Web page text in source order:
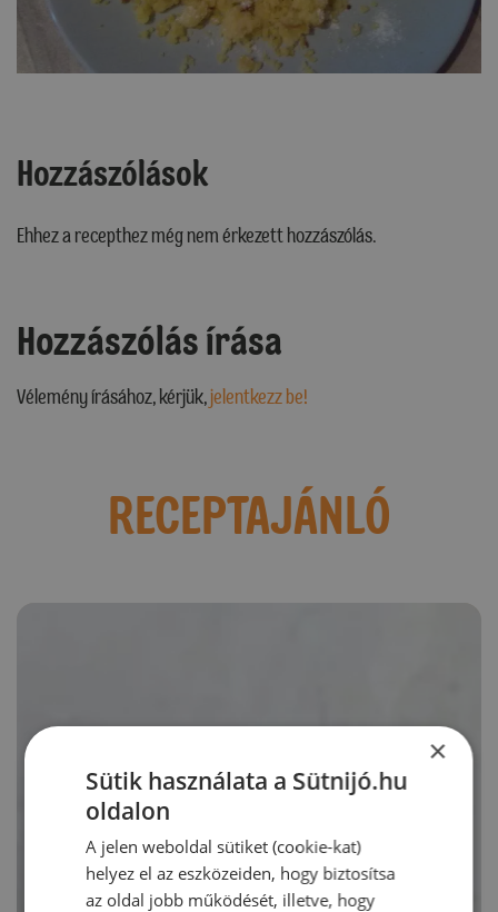
Hozzászólások
Ehhez a recepthez még nem érkezett hozzászólás.
Hozzászólás írása
Vélemény írásához, kérjük,jelentkezz be!
RECEPTAJÁNLÓ
×
Sütik használata a Sütnijó.hu
oldalon
A jelen weboldal sütiket (cookie-kat)
helyez el az eszközeiden, hogy biztosítsa
az oldal jobb működését, illetve, hogy